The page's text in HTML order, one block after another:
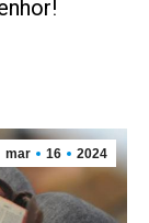
mar 16 2024